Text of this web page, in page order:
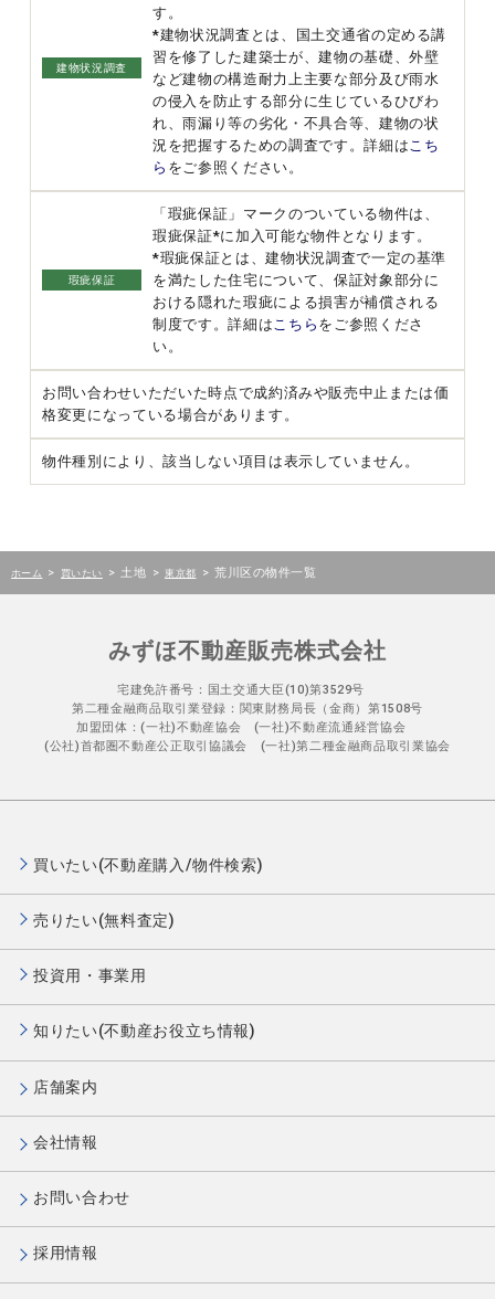
建物状況調査
す。
*建物状況調査とは、国土交通省の定める講
習を修了した建築士が、建物の基礎、外壁
など建物の構造耐力上主要な部分及び雨水
の侵入を防止する部分に生じているひびわ
れ、雨漏り等の劣化・不具合等、建物の状
況を把握するための調査です。詳細は こち
ら をご参照ください。
瑕疵保証
「瑕疵保証」マークのついている物件は、
瑕疵保証*に加入可能な物件となります。
*瑕疵保証とは、建物状況調査で一定の基準
を満たした住宅について、保証対象部分に
おける隠れた瑕疵による損害が補償される
制度です。詳細は こちら をご参照くださ
い。
お問い合わせいただいた時点で成約済みや販売中止または価
格変更になっている場合があります。
物件種別により、該当しない項目は表示していません。
ホーム > 買いたい > 土地 > 東京都 > 荒川区の物件一覧
みずほ不動産販売株式会社
宅建免許番号：国土交通大臣(10)第3529号
第二種金融商品取引業登録：関東財務局長（金商）第1508号
加盟団体：(一社)不動産協会 (一社)不動産流通経営協会
(公社)首都圏不動産公正取引協議会 (一社)第二種金融商品取引業協会
買いたい(不動産購入/物件検索)
売りたい(無料査定)
投資用・事業用
知りたい(不動産お役立ち情報)
店舗案内
会社情報
お問い合わせ
採用情報